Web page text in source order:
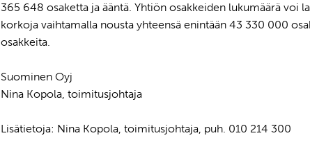
365 648 osaketta ja ääntä. Yhtiön osakkeiden lukumäärä voi
korkoja vaihtamalla nousta yhteensä enintään 43 330 000
osakkeita.
Suominen Oyj
Nina Kopola, toimitusjohtaja
Lisätietoja: Nina Kopola, toimitusjohtaja, puh. 010 214 300